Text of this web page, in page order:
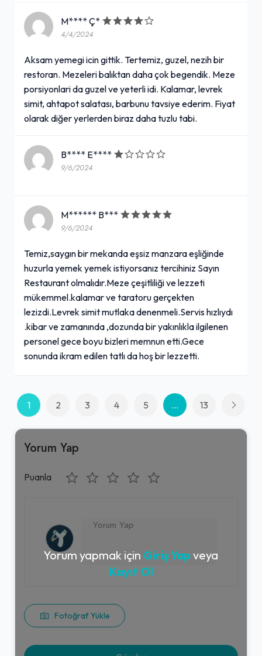
M**** Ç*
4/4/2024
Aksam yemegi icin gittik. Tertemiz, guzel, nezih bir
restoran. Mezeleri balıktan daha çok begendik. Meze
porsiyonlari da guzel ve yeterli idi. Kalamar, levrek
simit, ahtapot salatası, barbunu tavsiye ederim. Fiyat
olarak diğer yerlerden biraz daha tuzlu tabi.
B**** E****
9/6/2024
M****** B***
9/6/2024
Temiz,saygın bir mekanda eşsiz manzara eşliğinde
huzurla yemek yemek istiyorsanız tercihiniz Sayın
Restaurant olmalıdır.Meze çeşitliliği ve lezzeti
mükemmel.kalamar ve taratoru gerçekten
lezizdi.Levrek simit mutlaka denenmeli.Servis hızlıydı
.kibar ve zamanında ,dozunda bir yakınlıkla ilgilenen
personel gece boyu bizleri memnun etti.Gece
sonunda ikram edilen tatlı da hoş bir lezzetti.
1 2 3 4 5 ... 13
Yorum Yap
Puanla
Fotoğraf Yükle
Yorum yapmak için Giriş Yap veya
Kayıt Ol